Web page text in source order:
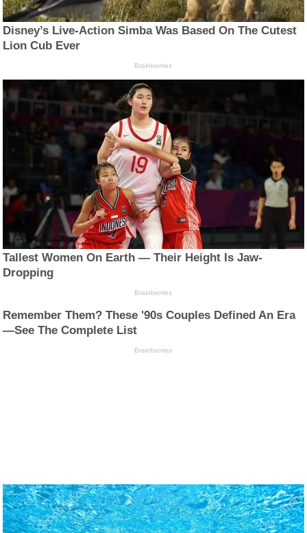
Disney’s Live-Action Simba Was Based On The Cutest
Lion Cub Ever
Brainberries
Tallest Women On Earth — Their Height Is Jaw-
Dropping
Brainberries
Remember Them? These '90s Couples Defined An Era
—See The Complete List
Brainberries